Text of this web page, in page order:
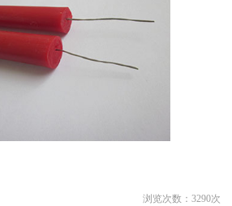
浏览次数： 3290次